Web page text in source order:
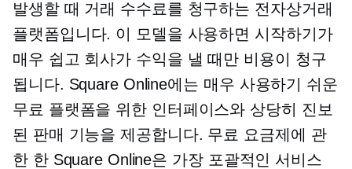
발생할 때 거래 수수료를 청구하는 전자상거래
플랫폼입니다. 이 모델을 사용하면 시작하기가
매우 쉽고 회사가 수익을 낼 때만 비용이 청구
됩니다. Square Online에는 매우 사용하기 쉬운
무료 플랫폼을 위한 인터페이스와 상당히 진보
된 판매 기능을 제공합니다. 무료 요금제에 관
한 한 Square Online은 가장 포괄적인 서비스